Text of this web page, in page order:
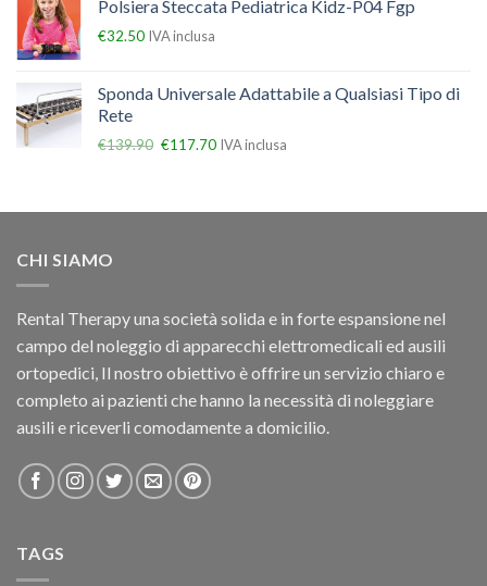
Polsiera Steccata Pediatrica Kidz-P04 Fgp
€32.50 IVA inclusa
Sponda Universale Adattabile a Qualsiasi Tipo di
Rete
€139.90 €117.70 IVA inclusa
CHI SIAMO
Rental Therapy una società solida e in forte espansione nel
campo del noleggio di apparecchi elettromedicali ed ausili
ortopedici, Il nostro obiettivo è offrire un servizio chiaro e
completo ai pazienti che hanno la necessità di noleggiare
ausili e riceverli comodamente a domicilio.
TAGS